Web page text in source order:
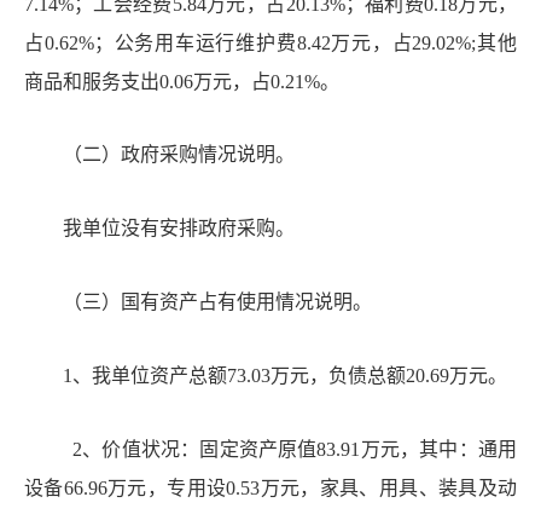
占0.62%；公务用车运行维护费8.42万元，占29.02%;其他
商品和服务支出0.06万元，占0.21%。
（二） 政府采购情况说明。
我单位没有安排政府采购。
（三） 国有资产占有使用情况说明。
1、我单位资产总额73.03万元，负债总额20.69万元。
2、价值状况：固定资产原值83.91万元，其中：通用
设备66.96万元，专用设0.53万元，家具、用具、装具及动